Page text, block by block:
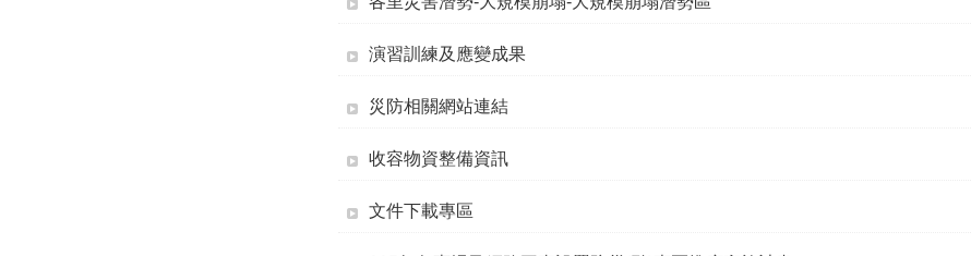
演習訓練及應變成果
災防相關網站連結
收容物資整備資訊
文件下載專區